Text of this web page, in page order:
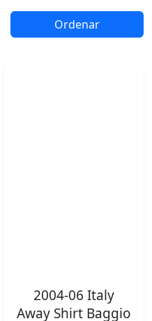
Ordenar
2004-06 Italy
Away Shirt Baggio